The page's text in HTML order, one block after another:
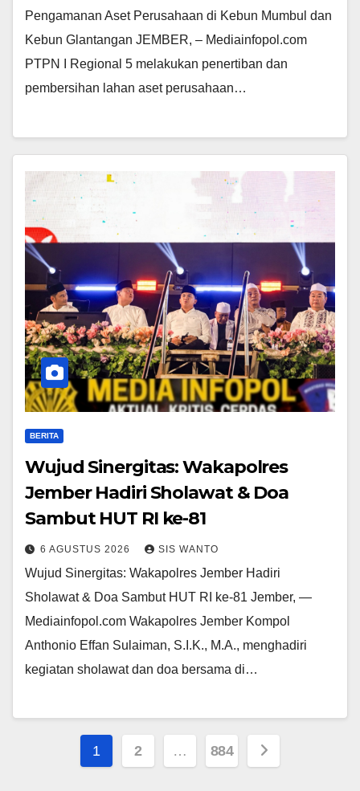
Pengamanan Aset Perusahaan di Kebun Mumbul dan
Kebun Glantangan JEMBER, – Mediainfopol.com
PTPN I Regional 5 melakukan penertiban dan
pembersihan lahan aset perusahaan…
BERITA
Wujud Sinergitas: Wakapolres
Jember Hadiri Sholawat & Doa
Sambut HUT RI ke-81
6 AGUSTUS 2026 SIS WANTO
Wujud Sinergitas: Wakapolres Jember Hadiri
Sholawat & Doa Sambut HUT RI ke-81 Jember, —
Mediainfopol.com Wakapolres Jember Kompol
Anthonio Effan Sulaiman, S.I.K., M.A., menghadiri
kegiatan sholawat dan doa bersama di…
Paginasi
1 2 … 884